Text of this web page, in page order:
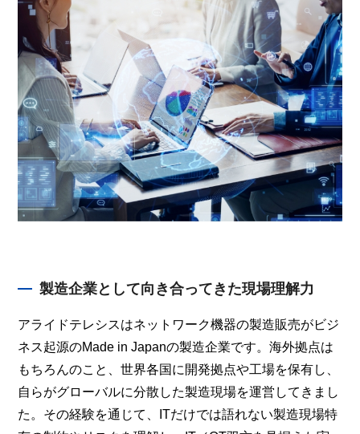
製造企業として向き合ってきた現場理解力
アライドテレシスはネットワーク機器の製造販売がビジ
ネス起源のMade in Japanの製造企業です。海外拠点は
もちろんのこと、世界各国に開発拠点や工場を保有し、
自らがグローバルに分散した製造現場を運営してきまし
た。その経験を通じて、ITだけでは語れない製造現場特